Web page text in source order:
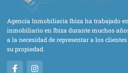
Agencia Inmobiliaria Ibiza ha trabajado
inmobiliario en Ibiza durante muchos
a la necesidad de representar a los
su propiedad.